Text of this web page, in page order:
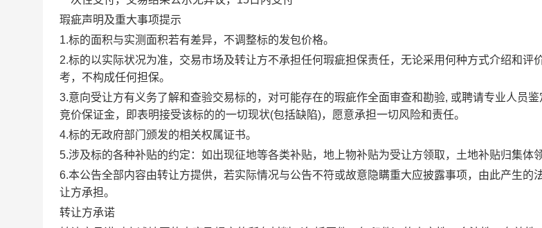
瑕疵声明及重大事项提示
1.标的面积与实测面积若有差异，不调整标的发包价格。
2.标的以实际状况为准，交易市场及转让方不承担任何瑕疵担保责任，无论采用何种方式介绍和评
考，不构成任何担保。
3.意向受让方有义务了解和查验交易标的，对可能存在的瑕疵作全面审查和勘验, 或聘请专业人员
竞价保证金，即表明接受该标的的一切现状(包括缺陷)，愿意承担一切风险和责任。
4.标的无政府部门颁发的相关权属证书。
5.涉及标的各种补贴的约定：如出现征地等各类补贴，地上物补贴为受让方领取，土地补贴归集体领
6.本公告全部内容由转让方提供，若实际情况与公告不符或故意隐瞒重大应披露事项，由此产生的
让方承担。
转让方承诺